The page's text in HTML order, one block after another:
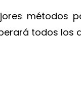
métodos
todos los